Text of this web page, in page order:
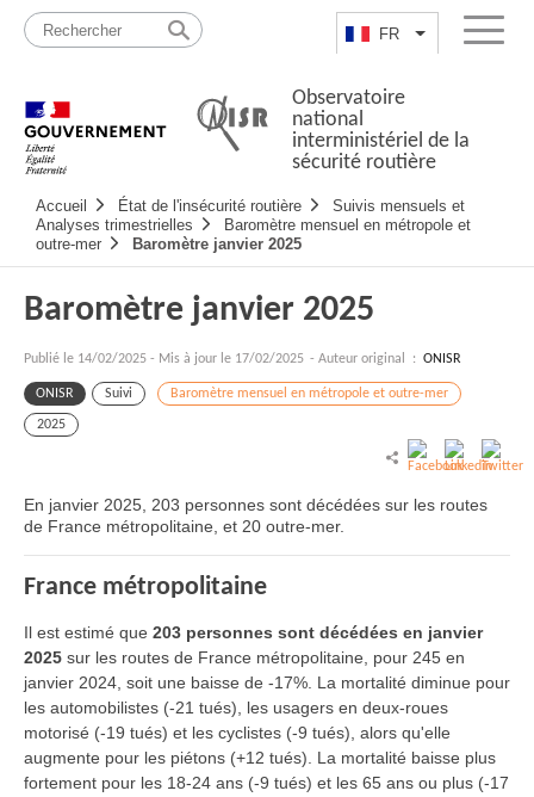
Passer
contenu
FR Lister lesMenu
Observatoire
national
interministériel de la
sécurité routière
principale
Accueil État de l'insécurité routière
Suivis mensuels et
Analyses trimestrielles
Baromètre mensuel en métropole et
outre-mer
Baromètre janvier 2025
Baromètre janvier 2025
Publié le 14/02/2025 - Mis à jour le 17/02/2025 - Auteur original : ONISR
ONISR Suivi Baromètre mensuel en métropole et outre-mer
2025
En janvier 2025, 203 personnes sont décédées sur les routes
de France métropolitaine, et 20 outre-mer.
France métropolitaine
Il est estimé que 203 personnes sont décédées en janvier
2025 sur les routes de France métropolitaine, pour 245 en
janvier 2024, soit une baisse de -17%. La mortalité diminue pour
les automobilistes (-21 tués), les usagers en deux-roues
motorisé (-19 tués) et les cyclistes (-9 tués), alors qu'elle
augmente pour les piétons (+12 tués). La mortalité baisse plus
fortement pour les 18-24 ans (-9 tués) et les 65 ans ou plus (-17